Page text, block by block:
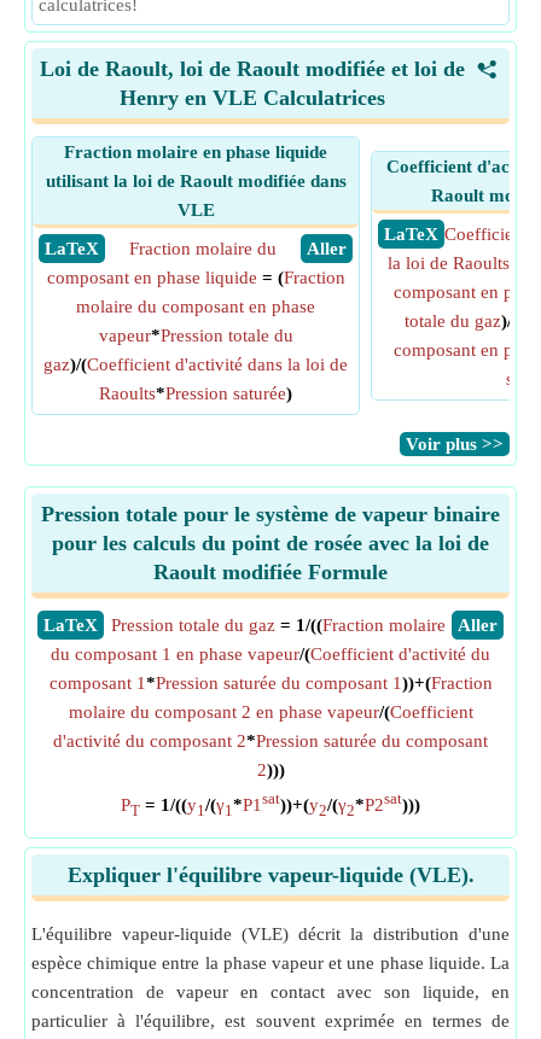
calculatrices!
<
Loi de Raoult, loi de Raoult modifiée et loi de
Henry en VLE Calculatrices
Fraction molaire en phase liquide
utilisant la loi de Raoult modifiée dans
VLE
​ LaTeX
​ Aller
Fraction molaire du
composant en phase liquide = (Fraction
molaire du composant en phase
vapeur*Pression totale du
gaz)/(Coefficient d'activité dans la loi de
Raoults*Pression saturée)
Coefficient
Raoult
​ LaTeX Coefficient
la loi de Raoults= (
composant en
totale du gaz)/(
composant en
​Voir plus >>
Pression totale pour le système de vapeur binaire
pour les calculs du point de rosée avec la loi de
Raoult modifiée Formule
​LaTeX ​Aller
Pression totale du gaz= 1/((Fraction molaire
du composant 1 en phase vapeur/(Coefficient d'activité du
composant 1*Pression saturée du composant 1))+(Fraction
molaire du composant 2 en phase vapeur/(Coefficient
d'activité du composant 2*Pression saturée du composant
2)))
PT = 1/((y1/(γ1*P1 sat))+(y2/(γ2*P2sat)))
Expliquer l'équilibre vapeur-liquide (VLE).
L'équilibre vapeur-liquide (VLE) décrit la distribution d'une
espèce chimique entre la phase vapeur et une phase liquide. La
concentration de vapeur en contact avec son liquide, en
particulier à l'équilibre, est souvent exprimée en termes de